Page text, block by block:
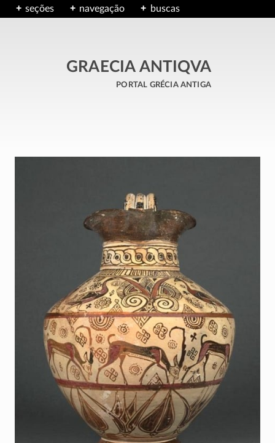
seções navegação buscas
GRAECIA ANTIQVA
portal grécia antiga